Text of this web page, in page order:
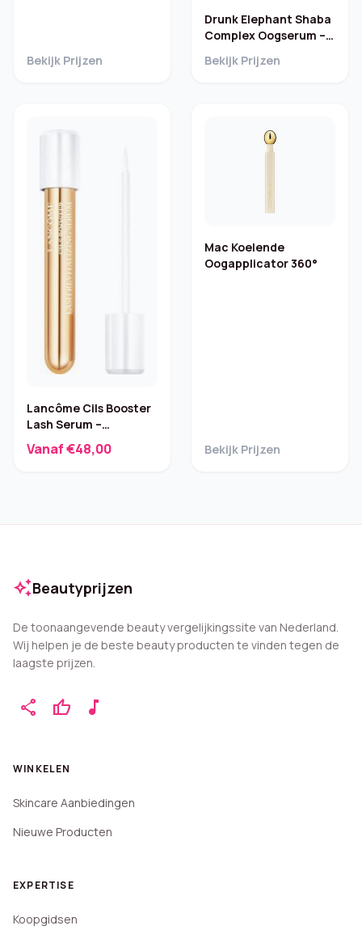
Bekijk Prijzen
Drunk Elephant Shaba
Complex Oogserum –
Bekijk Prijzen
Lancôme Cils Booster
Lash Serum –
Vanaf €48,00
Mac Koelende
Oogapplicator 360°
Bekijk Prijzen
auto_awesomeBeautyprijzen
De toonaangevende beauty vergelijkingssite van Nederland.
Wij helpen je de beste beauty producten te vinden tegen de
laagste prijzen.
share thumb_up music_note
WINKELEN
Skincare Aanbiedingen
Nieuwe Producten
EXPERTISE
Koopgidsen